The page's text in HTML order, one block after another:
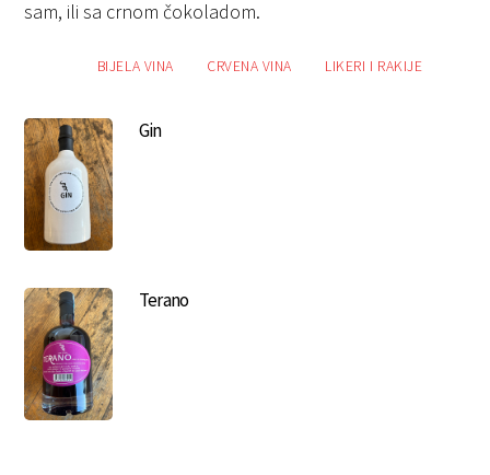
sam, ili sa crnom čokoladom.
BIJELA VINA CRVENA VINA LIKERI I RAKIJE
Gin
Terano